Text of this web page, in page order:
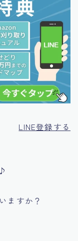
LINE登録する
ますか？